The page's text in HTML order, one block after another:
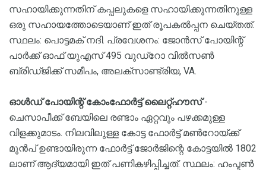
സഹായിക്കുന്നതിന് കപ്പലുകളെ സഹായിക്കുന്നതിനുള്ള
ഒരു സഹായത്തോടെയാണ് ഇത് രൂപകൽപ്പന ചെയ്തത്.
സ്ഥലം: പൊട്ടമക് നദി. പ്രവേശനം: ജോൻസ് പോയിന്റ്
പാർക്ക് ഓഫ് യുഎസ് 495 വുഡ്റോ വിൽസൺ
ബ്രിഡ്ജിക്ക് സമീപം, അലക്സാണ്ട്രിയ, VA.
ഓൾഡ് പോയിന്റ് കോംഫോർട്ട് ലൈറ്റ്ഹൗസ്-
ചെസാപീക്ക് ബേയിലെ രണ്ടാം ഏറ്റവും പഴക്കമുള്ള
വിളക്കുമാടം. നിലവിലുള്ള കോട്ട ഫോർട്ട് മൺറോയ്ക്ക്
മുൻപ് ഉണ്ടായിരുന്ന ഫോർട്ട് ജോർജിന്റെ കോട്ടയിൽ 1802
ലാണ് ആദ്യമായി ഇത് പണികഴിപ്പിച്ചത്. സ്ഥലം: ഹംപ്ടൺ